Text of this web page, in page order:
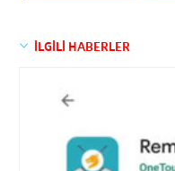
İLGİLİ HABERLER